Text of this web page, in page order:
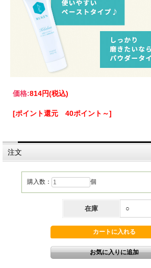
価格:814円(税込)
[ポイント還元 40ポイント～]
注文
購入数： 個
在庫 ○